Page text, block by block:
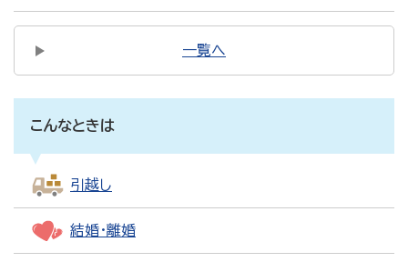
一覧へ
こんなときは
引越し
結婚・離婚